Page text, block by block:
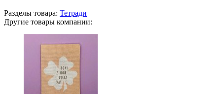
Разделы товара: Тетради
Другие товары компании: